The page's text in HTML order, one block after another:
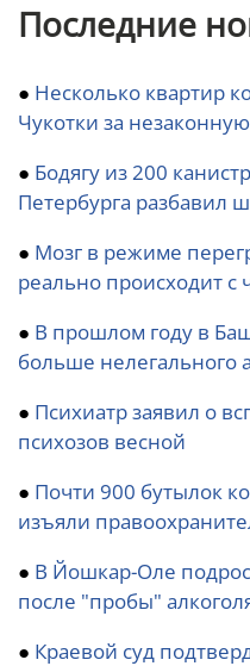
Последние
● Несколько квартир
Чукотки за
● Бодягу из 200
Петербурга разбавил
● Мозг в режиме
реально происходит с
● В прошлом году в
больше нелегального
● Психиатр заявил о
психозов весной
● Почти 900 бутылок
изъяли
● В Йошкар-Оле
после "пробы"
● Краевой суд